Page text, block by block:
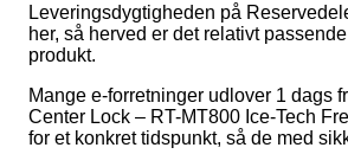
Leveringsdygtigheden på
her, så herved er det relativt
produkt.
Mange e-forretninger udlover 1 dags
Center Lock – RT-MT800 Ice-Tech
for et konkret tidspunkt, så de med